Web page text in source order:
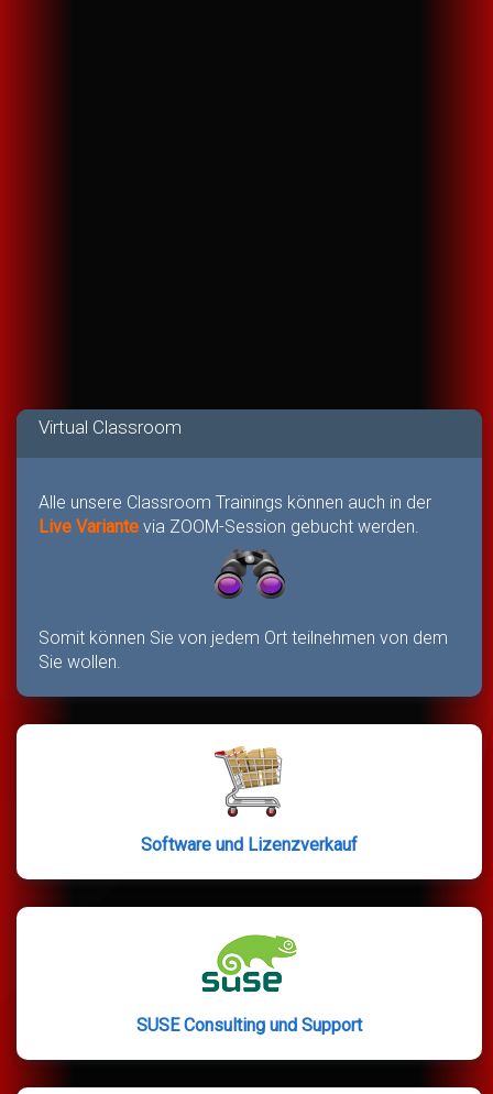
Virtual Classroom
Alle unsere Classroom Trainings können auch in der
Live Variante via ZOOM-Session gebucht werden.
Somit können Sie von jedem Ort teilnehmen von dem
Sie wollen.
Software und Lizenzverkauf
SUSE Consulting und Support